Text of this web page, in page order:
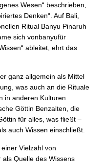
Wesen“ beschrieben,
Denken“. Auf Bali,
Ritual Banyu Pinaruh
sich vonbanyufür
ableitet, ehrt das
ganz allgemein als Mittel
was auch an die Rituale
in anderen Kulturen
Göttin Benzaiten, die
für alles, was fließt –
auch Wissen einschließt.
Vielzahl von
Quelle des Wissens